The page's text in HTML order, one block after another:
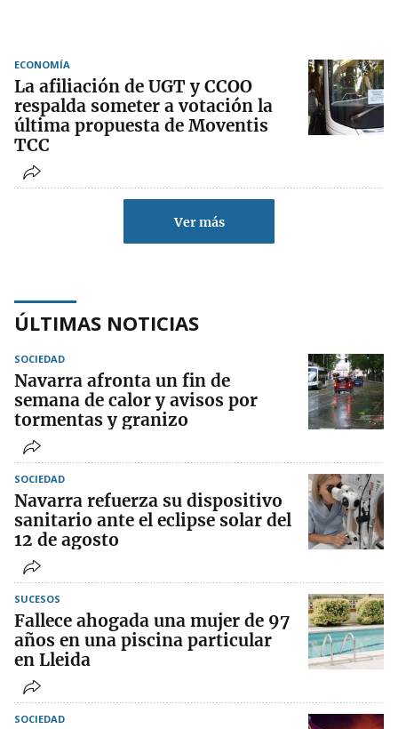
ECONOMÍA
La afiliación de UGT y CCOO
respalda someter a votación la
última propuesta de Moventis
TCC
Ver más
ÚLTIMAS NOTICIAS
SOCIEDAD
Navarra afronta un fin de
semana de calor y avisos por
tormentas y granizo
SOCIEDAD
Navarra refuerza su dispositivo
sanitario ante el eclipse solar del
12 de agosto
SUCESOS
Fallece ahogada una mujer de 97
años en una piscina particular
en Lleida
SOCIEDAD